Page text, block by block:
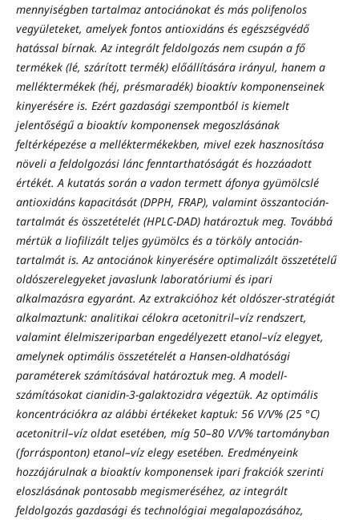
mennyiségben tartalmaz antociánokat és más polifenolos
vegyületeket, amelyek fontos antioxidáns és egészségvédő
hatással bírnak. Az integrált feldolgozás nem csupán a fő
termékek (lé, szárított termék) előállítására irányul, hanem a
melléktermékek (héj, présmaradék) bioaktív komponenseinek
kinyerésére is. Ezért gazdasági szempontból is kiemelt
jelentőségű a bioaktív komponensek megoszlásának
feltérképezése a melléktermékekben, mivel ezek hasznosítása
növeli a feldolgozási lánc fenntarthatóságát és hozzáadott
értékét. A kutatás során a vadon termett áfonya gyümölcslé
antioxidáns kapacitását (DPPH, FRAP), valamint összantocián-
tartalmát és összetételét (HPLC-DAD) határoztuk meg. Továbbá
mértük a liofilizált teljes gyümölcs és a törköly antocián-
tartalmát is. Az antociánok kinyerésére optimalizált összetételű
oldószerelegyeket javaslunk laboratóriumi és ipari
alkalmazásra egyaránt. Az extrakcióhoz két oldószer-stratégiát
alkalmaztunk: analitikai célokra acetonitril–víz rendszert,
valamint élelmiszeriparban engedélyezett etanol–víz elegyet,
amelynek optimális összetételét a Hansen-oldhatósági
paraméterek számításával határoztuk meg. A modell-
számításokat cianidin-3-galaktozidra végeztük. Az optimális
koncentrációkra az alábbi értékeket kaptuk: 56 V/V% (25 °C)
acetonitril–víz oldat esetében, míg 50–80 V/V% tartományban
(forrásponton) etanol–víz elegy esetében. Eredményeink
hozzájárulnak a bioaktív komponensek ipari frakciók szerinti
eloszlásának pontosabb megismeréséhez, az integrált
feldolgozás gazdasági és technológiai megalapozásához,